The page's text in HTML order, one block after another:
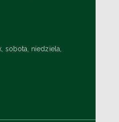
sobota, niedziela,